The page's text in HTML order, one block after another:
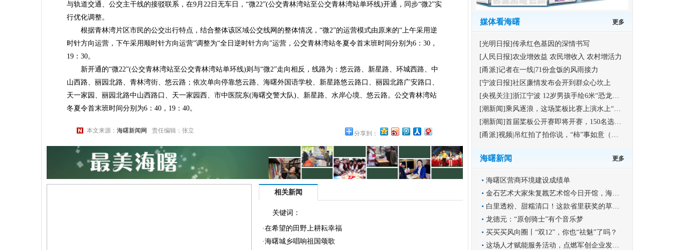
与轨道交通、公交主干线的接驳联系，在9月22日无车日，“微22”(公交青林湾站至公交青林湾站单环线)开通，同步“微2”实
行优化调整。
根据青林湾片区市民的公交出行特点，结合整体该区域公交线网的整体情况，“微2”的运营模式由原来的“上午采用逆
时针方向运营，下午采用顺时针方向运营”调整为“全日逆时针方向”运营，公交青林湾站冬夏令首末班时间分别为6：30，
19：30。
新开通的“微22”(公交青林湾站至公交青林湾站单环线)则与“微2”走向相反，线路为：悠云路、新星路、环城西路、中
山西路、丽园北路、青林湾街、悠云路；依次单向停靠悠云路、海曙外国语学校、新星路悠云路口、丽园北路广安路口、
天一家园、丽园北路中山西路口、天一家园西、市中医院东(海曙交警大队)、新星路、水岸心境、悠云路。公交青林湾站
冬夏令首末班时间分别为6：40，19：40。
本文来源： 海曙新闻网 责任编辑：张立 分享到：
相关新闻
关键词：
·在希望的田野上耕耘幸福
·海曙城乡唱响祖国颂歌
媒体看海曙 更多
[光明日报]传承红色基因的深情书写
[人民日报]农业增效益 农民增收入 农村增活力
[甬派]记者在一线|71份盒饭的风雨接力
[宁波日报]社区廉情发布会开到群众心坎上
[央视关注]浙江宁波 12岁男孩手绘6米“恐龙版”《清明上河图》
[潮新闻]乘风逐浪，这场桨板比赛上演水上“速度与激情”
[潮新闻]首届桨板公开赛即将开赛，150名选手竞逐海曙集士港水域
[甬派]视频|吊红拍了拍你说，“柿”事如意（福利）
海曙新闻 更多
海曙区营商环境建设成绩单
金石艺术大家朱复戡艺术馆今日开馆，海曙再添文化新地标
白里透粉、甜糯清口！这款省里获奖的草莓你尝过吗？
龙德元：“原创骑士”有个音乐梦
买买买风向圈丨“双12”，你也“祛魅”了吗？
这场人才赋能服务活动，点燃军创企业发展新引擎